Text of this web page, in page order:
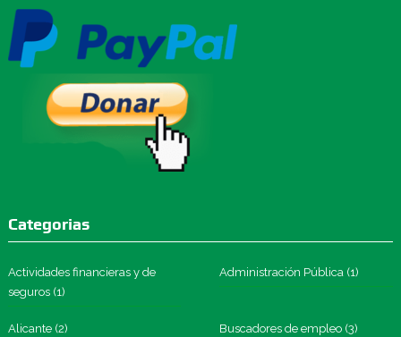
Categorias
Actividades financieras y de
seguros(1)
Administración Pública (1)
Alicante(2) Buscadores de empleo (3)